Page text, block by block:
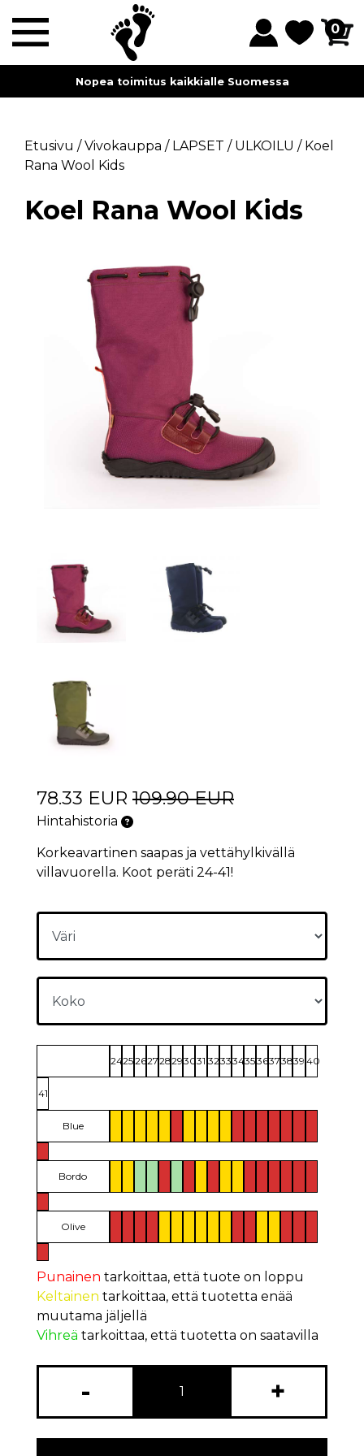
0
Nopea toimitus kaikkialle Suomessa
Etusivu /Vivokauppa / LAPSET / ULKOILU / Koel
Rana Wool Kids
Koel Rana Wool Kids
78.33 EUR 109.90 EUR
Hintahistoria
Korkeavartinen saapas ja vettähylkivällä
villavuorella. Koot peräti 24-41!
24252627282930 31 3233343536373839 40
41
Blue
Bordo
Olive
Punainen tarkoittaa, että tuote on loppu
Keltainen tarkoittaa, että tuotetta enää
muutama jäljellä
Vihreä tarkoittaa, että tuotetta on saatavilla
- +